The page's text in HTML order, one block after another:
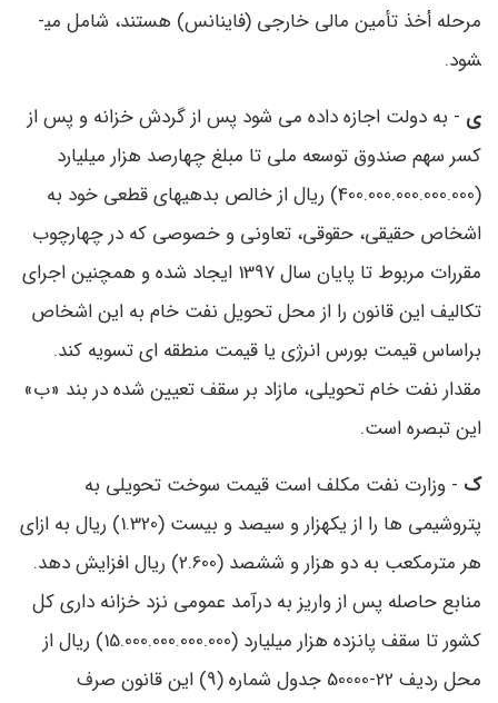
مرحله أخذ تأمین مالی خارجی (فاینانس) هستند، شامل می­
شود.
ی - به دولت اجازه داده می ‌شود پس از گردش خزانه و پس از
کسر سهم صندوق توسعه ملی تا مبلغ چهارصد هزار میلیارد
(400.000.000.000.000) ریال از خالص بدهیهای قطعی خود به
اشخاص حقیقی، حقوقی، تعاونی و خصوصی که در چهارچوب
مقررات مربوط تا پایان سال 1397 ایجاد شده و همچنین اجرای
تکالیف این قانون را از محل تحویل نفت خام به این اشخاص
براساس قیمت بورس انرژی یا قیمت منطقه‌ ای تسویه کند.
مقدار نفت خام تحویلی، مازاد بر سقف تعیین ‌شده در بند «ب»
این تبصره است.
ک - وزارت نفت مکلف است قیمت سوخت تحویلی به
پتروشیمی ‌ها را از یکهزار و سیصد و بیست (1.320) ریال به ازای
هر مترمکعب به دو هزار و ششصد (2.600) ریال افزایش دهد.
منابع حاصله پس از واریز به درآمد عمومی نزد خزانه ‌‌داری کل
کشور تا سقف پانزده هزار میلیارد (15.000.000.000.000) ریال از
محل ردیف 22-50000 جدول شماره (9) این قانون صرف